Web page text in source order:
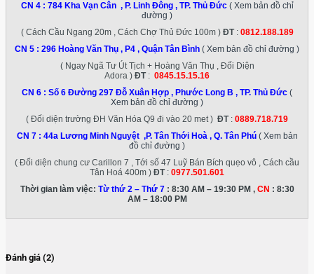
CN 4 : 784 Kha Vạn Cân , P. Linh Đông , TP. Thủ Đức( Xem bản đồ chỉ
đường )
( Cách Cầu Ngang 20m , Cách Chợ Thủ Đức 100m ) ĐT: 0812.188.189
CN 5 : 296 Hoàng Văn Thụ , P4 , Quận Tân Bình ( Xem bản đồ chỉ đường )
( Ngay Ngã Tư Út Tịch + Hoàng Văn Thụ , Đối Diện
Adora ) ĐT: 0845.15.15.16
CN 6 : Số 6 Đường 297 Đỗ Xuân Hợp , Phước Long B , TP. Thủ Đức (
Xem bản đồ chỉ đường )
( Đối diện trường ĐH Văn Hóa Q9 đi vào 20 met ) ĐT: 0889.718.719
CN 7 : 44a Lương Minh Nguyệt ,P. Tân Thới Hoà , Q. Tân Phú ( Xem bản
đồ chỉ đường )
( Đối diện chung cư Carillon 7 , Tới số 47 Luỹ Bán Bích quẹo vô , Cách cầu
Tân Hoá 400m ) ĐT: 0977.501.601
Thời gian làm việc: Từ thứ 2 – Thứ 7: 8:30 AM – 19:30 PM , CN : 8:30
AM – 18:00 PM
Đánh giá (2)